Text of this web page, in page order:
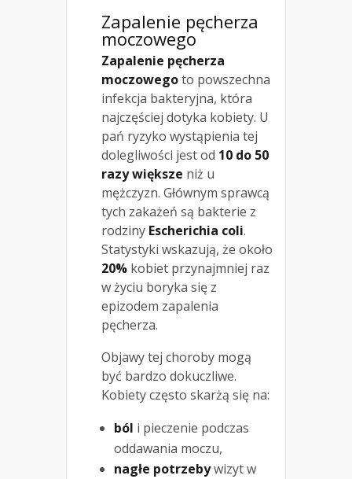
Zapalenie pęcherza
moczowego
Zapalenie pęcherza
moczowegoto powszechna
infekcja bakteryjna, która
najczęściej dotyka kobiety. U
pań ryzyko wystąpienia tej
dolegliwości jest od 10 do 50
razy większe niż u
mężczyzn. Głównym sprawcą
tych zakażeń są bakterie z
rodziny Escherichia coli.
Statystyki wskazują, że około
20% kobiet przynajmniej raz
w życiu boryka się z
epizodem zapalenia
pęcherza.
Objawy tej choroby mogą
być bardzo dokuczliwe.
Kobiety często skarżą się na:
ból i pieczenie podczas
oddawania moczu,
nagłe potrzebywizyt w